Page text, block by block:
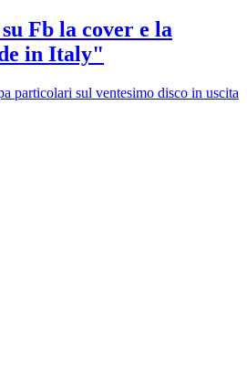
Fb la cover e la
in Italy"
particolari sul ventesimo disco in uscita